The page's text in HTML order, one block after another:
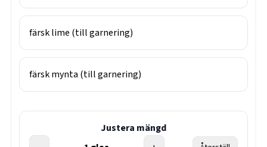
färsk lime (till garnering)
färsk mynta (till garnering)
Justera mängd